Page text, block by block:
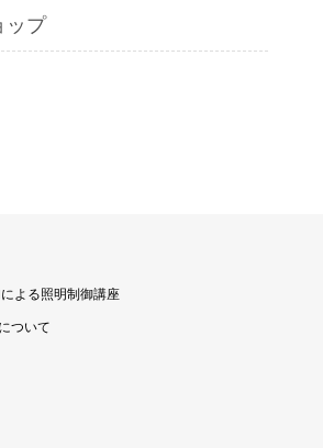
ップ
よる照明制御講座
ついて